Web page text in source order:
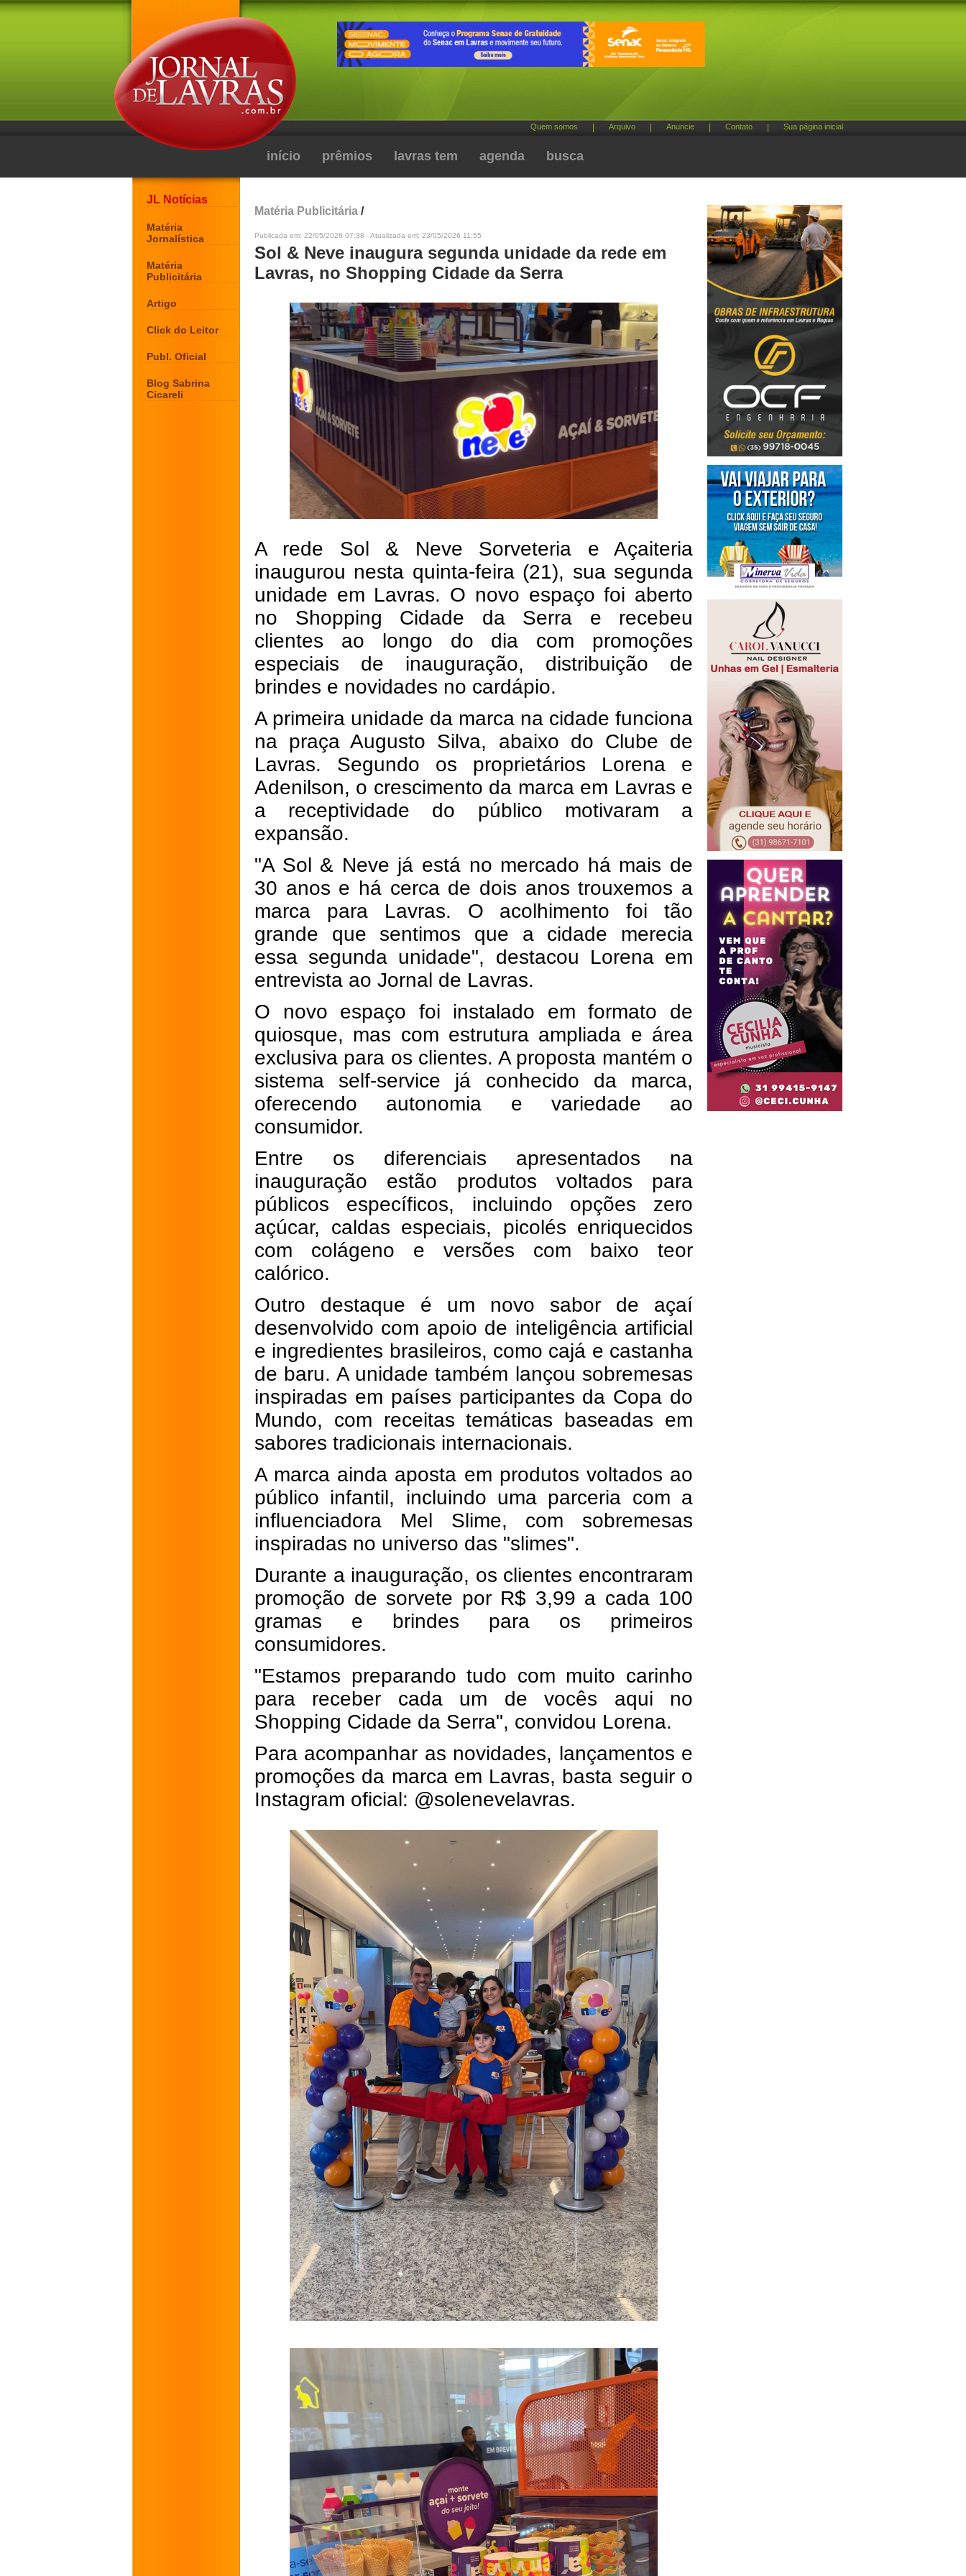
Quem somos Arquivo Anuncie Contato Sua página inicial
início prêmios lavras tem agenda busca
JL Notícias
Matéria
Jornalística
Matéria
Publicitária
Artigo
Click do Leitor
Publ. Oficial
Blog Sabrina
Cicareli
Matéria Publicitária /
Publicada em: 22/05/2026 07:38 - Atualizada em: 23/05/2026 11:55
Sol & Neve inaugura segunda unidade da rede em
Lavras, no Shopping Cidade da Serra
A rede Sol & Neve Sorveteria e Açaiteria
inaugurou nesta quinta-feira (21), sua segunda
unidade em Lavras. O novo espaço foi aberto
no Shopping Cidade da Serra e recebeu
clientes ao longo do dia com promoções
especiais de inauguração, distribuição de
brindes e novidades no cardápio.
A primeira unidade da marca na cidade funciona
na praça Augusto Silva, abaixo do Clube de
Lavras. Segundo os proprietários Lorena e
Adenilson, o crescimento da marca em Lavras e
a receptividade do público motivaram a
expansão.
"A Sol & Neve já está no mercado há mais de
30 anos e há cerca de dois anos trouxemos a
marca para Lavras. O acolhimento foi tão
grande que sentimos que a cidade merecia
essa segunda unidade", destacou Lorena em
entrevista ao Jornal de Lavras.
O novo espaço foi instalado em formato de
quiosque, mas com estrutura ampliada e área
exclusiva para os clientes. A proposta mantém o
sistema self-service já conhecido da marca,
oferecendo autonomia e variedade ao
consumidor.
Entre os diferenciais apresentados na
inauguração estão produtos voltados para
públicos específicos, incluindo opções zero
açúcar, caldas especiais, picolés enriquecidos
com colágeno e versões com baixo teor
calórico.
Outro destaque é um novo sabor de açaí
desenvolvido com apoio de inteligência artificial
e ingredientes brasileiros, como cajá e castanha
de baru. A unidade também lançou sobremesas
inspiradas em países participantes da Copa do
Mundo, com receitas temáticas baseadas em
sabores tradicionais internacionais.
A marca ainda aposta em produtos voltados ao
público infantil, incluindo uma parceria com a
influenciadora Mel Slime, com sobremesas
inspiradas no universo das "slimes".
Durante a inauguração, os clientes encontraram
promoção de sorvete por R$ 3,99 a cada 100
gramas e brindes para os primeiros
consumidores.
"Estamos preparando tudo com muito carinho
para receber cada um de vocês aqui no
Shopping Cidade da Serra", convidou Lorena.
Para acompanhar as novidades, lançamentos e
promoções da marca em Lavras, basta seguir o
Instagram oficial: @solenevelavras.